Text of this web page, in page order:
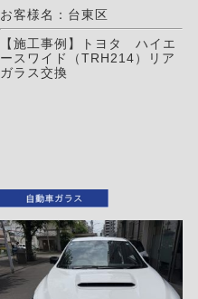
お客様名：台東区
【施工事例】トヨタ ハイエ
ースワイド（TRH214）リア
ガラス交換